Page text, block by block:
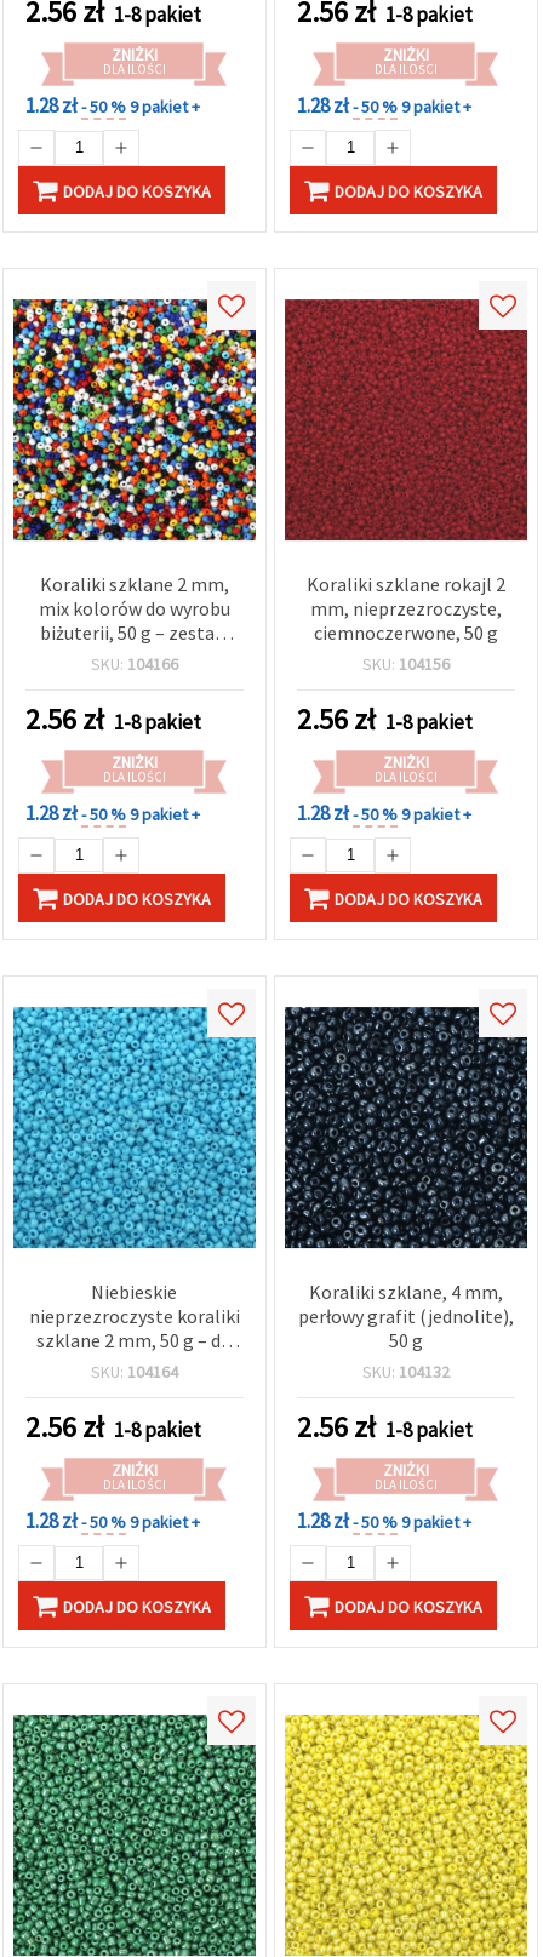
2.56zł 1-8 pakiet
ZNIŻKI
DLA ILOŚCI
1.28 zł- 50 %9 pakiet +
DODAJ DO KOSZYKA
2.56zł 1-8 pakiet
ZNIŻKI
DLA ILOŚCI
1.28 zł- 50 %9 pakiet +
DODAJ DO KOSZYKA
Koraliki szklane 2 mm,
mix kolorów do wyrobu
biżuterii, 50 g – zestaw
DIY do rękodzieła
SKU: 104166
2.56zł 1-8 pakiet
ZNIŻKI
DLA ILOŚCI
1.28 zł- 50 %9 pakiet +
DODAJ DO KOSZYKA
Koraliki szklane rokajl 2
mm, nieprzezroczyste,
ciemnoczerwone, 50 g
SKU: 104156
2.56zł 1-8 pakiet
ZNIŻKI
DLA ILOŚCI
1.28 zł- 50 %9 pakiet +
DODAJ DO KOSZYKA
Niebieskie
nieprzezroczyste koraliki
szklane 2 mm, 50 g – do
biżuterii, DIY i dekoracji
SKU: 104164
2.56zł 1-8 pakiet
ZNIŻKI
DLA ILOŚCI
1.28 zł- 50 %9 pakiet +
DODAJ DO KOSZYKA
Koraliki szklane, 4 mm,
perłowy grafit (jednolite),
50 g
SKU: 104132
2.56zł 1-8 pakiet
ZNIŻKI
DLA ILOŚCI
1.28 zł- 50 %9 pakiet +
DODAJ DO KOSZYKA